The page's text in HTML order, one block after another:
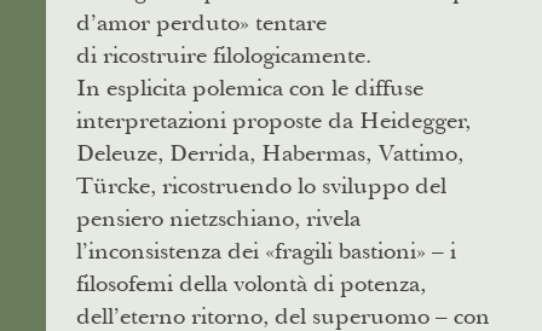
d’amor perduto» tentare
di ricostruire filologicamente.
In esplicita polemica con le diffuse
interpretazioni proposte da Heidegger,
Deleuze, Derrida, Habermas, Vattimo,
Türcke, ricostruendo lo sviluppo del
pensiero nietzschiano, rivela
l’inconsistenza dei «fragili bastioni» – i
filosofemi della volontà di potenza,
dell’eterno ritorno, del superuomo – con